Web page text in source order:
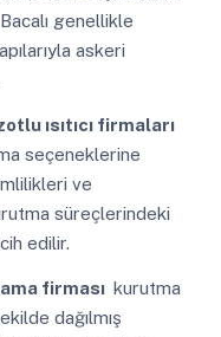
genellikle
askeri
ısıtıcı firmaları
seçeneklerine
ve
süreçlerindeki
edilir.
firması kurutma
dağılmış